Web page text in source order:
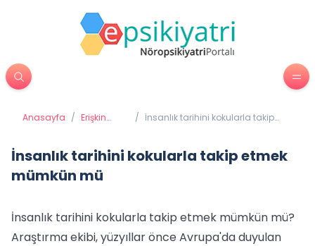
Anasayfa / Erişkin
/ İnsanlık tarihini kokularla takip
İnsanlık tarihini kokularla takip etmek
mümkün mü
İnsanlık tarihini kokularla takip etmek mümkün mü?
Araştırma ekibi, yüzyıllar önce Avrupa'da duyulan